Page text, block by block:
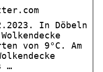
In Döbeln
von 9°C. Am
…